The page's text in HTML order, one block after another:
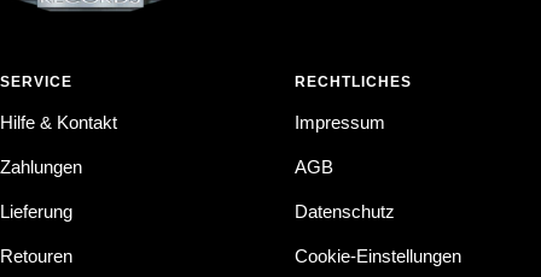
SERVICE
Hilfe & Kontakt
Zahlungen
Lieferung
Retouren
RECHTLICHES
Impressum
AGB
Datenschutz
Cookie-Einstellungen